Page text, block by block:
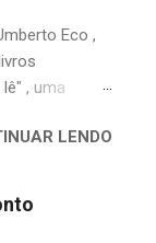
Eco ,
, uma
da
forçados
na escola e
LENDO